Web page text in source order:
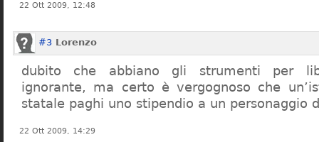
22 Ott 2009, 12:48
#3 Lorenzo
dubito che abbiano gli strumenti per
ignorante, ma certo è vergognoso che
statale paghi uno stipendio a un personaggio
22 Ott 2009, 14:29